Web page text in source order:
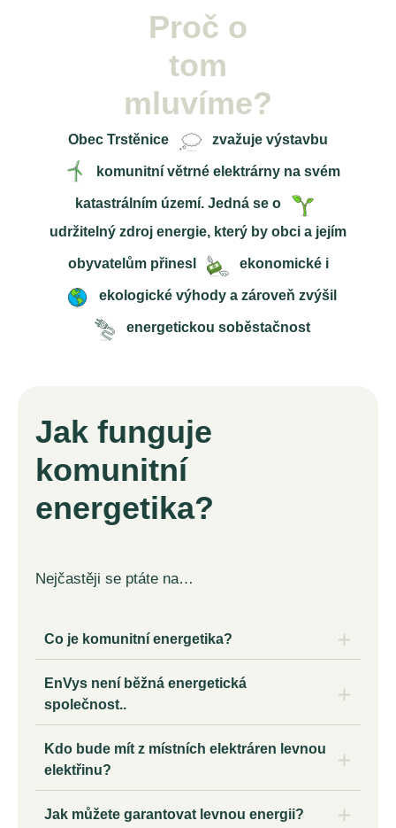
Proč o
tom
mluvíme?
Obec Trstěnice zvažuje výstavbu
komunitní větrné elektrárny na svém
katastrálním území. Jedná se o
udržitelný zdroj energie, který by obci a jejím
obyvatelům přinesl ekonomické i
ekologické výhody a zároveň zvýšil
energetickou soběstačnost
Jak funguje
komunitní
energetika?
Nejčastěji se ptáte na…
Co je komunitní energetika?
EnVys není běžná energetická
společnost..
Kdo bude mít z místních elektráren levnou
elektřinu?
Jak můžete garantovat levnou energii?